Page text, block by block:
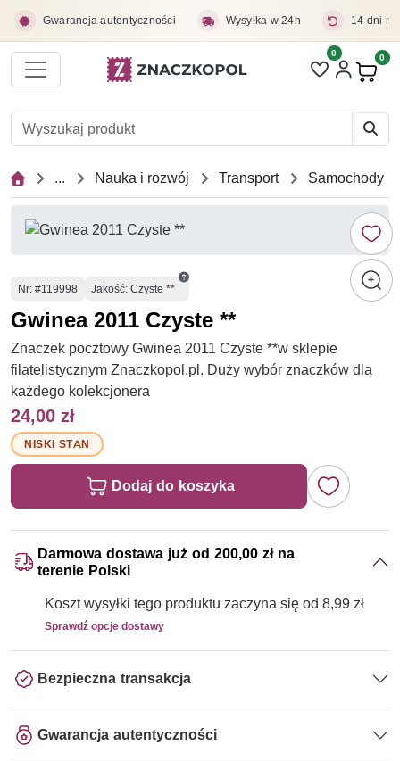
Gwarancja autentyczności Wysyłka w 24h 14 dni
Liczba pozycji
0 0
... Nauka i rozwój Transport Samochody
Numer
Nr: #119998 Jakość: Czyste **
Gwinea 2011 Czyste **
Znaczek pocztowy Gwinea 2011 Czyste **w sklepie
filatelistycznym Znaczkopol.pl. Duży wybór znaczków dla
każdego kolekcjonera
24,00 zł
NISKI STAN
Dodaj do koszyka
Darmowa dostawa już od 200,00 zł na
terenie Polski
Koszt wysyłki tego produktu zaczyna się od 8,99 zł
Sprawdź opcje dostawy
Bezpieczna transakcja
Gwarancja autentyczności